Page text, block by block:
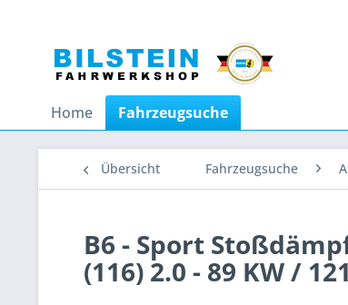
Home Fahrzeugsuche
Übersicht Fahrzeugsuche
B6 - Sport
(116) 2.0 - 89 KW /